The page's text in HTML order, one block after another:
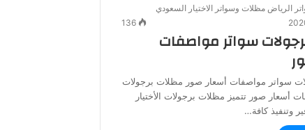
الرياض مظلات وسواتر الاختيار السعودي
136
سواتر مواصفات
سواتر مواصفات أسعار صور مظلات برجولات
أسعار صور تتميز مظلات برجولات الأختيار
وتنفيذ كافة…